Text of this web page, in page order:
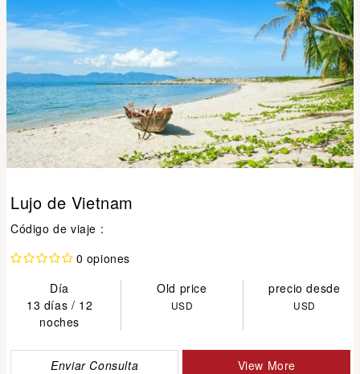
Lujo de Vietnam
Código de viaje :
0 opiones
Día
Old price
precio desde
13 días / 12
noches
USD USD
Enviar Consulta View More